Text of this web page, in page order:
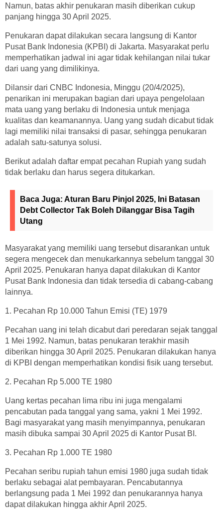
Namun, batas akhir penukaran masih diberikan cukup
panjang hingga 30 April 2025.
Penukaran dapat dilakukan secara langsung di Kantor
Pusat Bank Indonesia (KPBI) di Jakarta. Masyarakat perlu
memperhatikan jadwal ini agar tidak kehilangan nilai tukar
dari uang yang dimilikinya.
Dilansir dari CNBC Indonesia, Minggu (20/4/2025),
penarikan ini merupakan bagian dari upaya pengelolaan
mata uang yang berlaku di Indonesia untuk menjaga
kualitas dan keamanannya. Uang yang sudah dicabut tidak
lagi memiliki nilai transaksi di pasar, sehingga penukaran
adalah satu-satunya solusi.
Berikut adalah daftar empat pecahan Rupiah yang sudah
tidak berlaku dan harus segera ditukarkan.
Baca Juga: Aturan Baru Pinjol 2025, Ini Batasan
Debt Collector Tak Boleh Dilanggar Bisa Tagih
Utang
Masyarakat yang memiliki uang tersebut disarankan untuk
segera mengecek dan menukarkannya sebelum tanggal 30
April 2025. Penukaran hanya dapat dilakukan di Kantor
Pusat Bank Indonesia dan tidak tersedia di cabang-cabang
lainnya.
1. Pecahan Rp 10.000 Tahun Emisi (TE) 1979
Pecahan uang ini telah dicabut dari peredaran sejak tanggal
1 Mei 1992. Namun, batas penukaran terakhir masih
diberikan hingga 30 April 2025. Penukaran dilakukan hanya
di KPBI dengan memperhatikan kondisi fisik uang tersebut.
2. Pecahan Rp 5.000 TE 1980
Uang kertas pecahan lima ribu ini juga mengalami
pencabutan pada tanggal yang sama, yakni 1 Mei 1992.
Bagi masyarakat yang masih menyimpannya, penukaran
masih dibuka sampai 30 April 2025 di Kantor Pusat BI.
3. Pecahan Rp 1.000 TE 1980
Pecahan seribu rupiah tahun emisi 1980 juga sudah tidak
berlaku sebagai alat pembayaran. Pencabutannya
berlangsung pada 1 Mei 1992 dan penukarannya hanya
dapat dilakukan hingga akhir April 2025.